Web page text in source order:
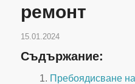
ремонт
15.01.2024
Съдържание:
Пребоядисване